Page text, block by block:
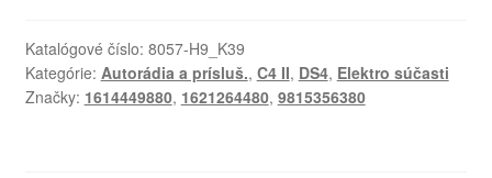
Peugeot
9815356380
1614449880
Katalógové číslo: 8057-H9_K39
Kategórie: Autorádia a prísluš., C4 II, DS4, Elektro súčasti
Značky: 1614449880, 1621264480, 9815356380